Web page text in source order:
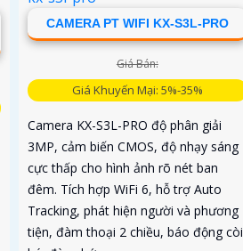
CAMERA PT WIFI KX-S3L-PRO
Giá Bán:
Giá Khuyến Mại: 5%-35%
Camera KX-S3L-PRO độ phân giải
3MP, cảm biến CMOS, độ nhạy sáng
cực thấp cho hình ảnh rõ nét ban
đêm. Tích hợp WiFi 6, hỗ trợ Auto
Tracking, phát hiện người và phương
tiện, đàm thoại 2 chiều, báo động còi